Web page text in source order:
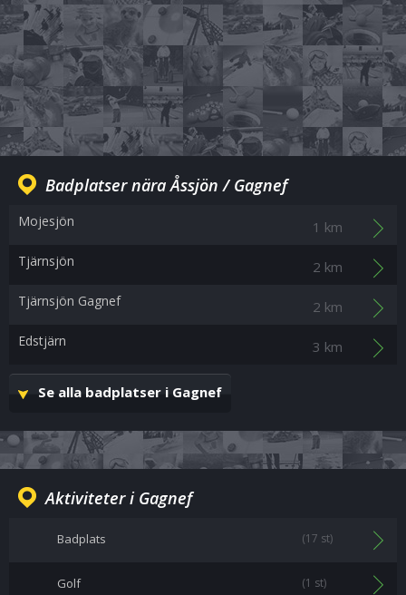
Badplatser nära Åssjön / Gagnef
Mojesjön 1 km
Tjärnsjön 2 km
Tjärnsjön Gagnef 2 km
Edstjärn 3 km
Se alla badplatser i Gagnef
Aktiviteter i Gagnef
Badplats (17 st)
Golf (1 st)